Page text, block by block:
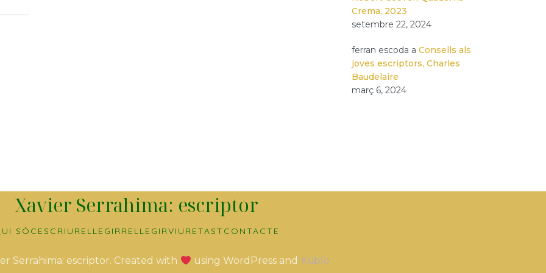
Crema, 2023
setembre 22, 2024
ferran escoda a Consells als
joves escriptors, Charles
Baudelaire
març 6, 2024
Xavier Serrahima: escriptor
SÓC ESCRIURE LLEGIRRELLEGIRVIURETAST CONTACTE
Serrahima: escriptor. Created with using WordPress and Kubio